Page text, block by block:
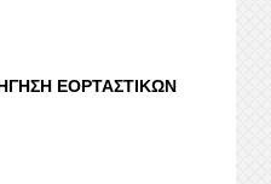
ΕΟΡΤΑΣΤΙΚΩΝ